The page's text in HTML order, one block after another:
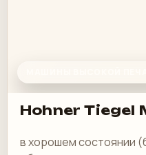
Hohner Tiegel
в хорошем состоянии